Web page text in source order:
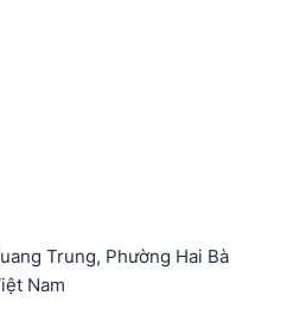
Trung, Phường Hai Bà
Nam